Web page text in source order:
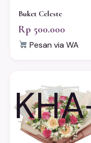
Buket Celeste
Rp 500.000
Pesan via WA